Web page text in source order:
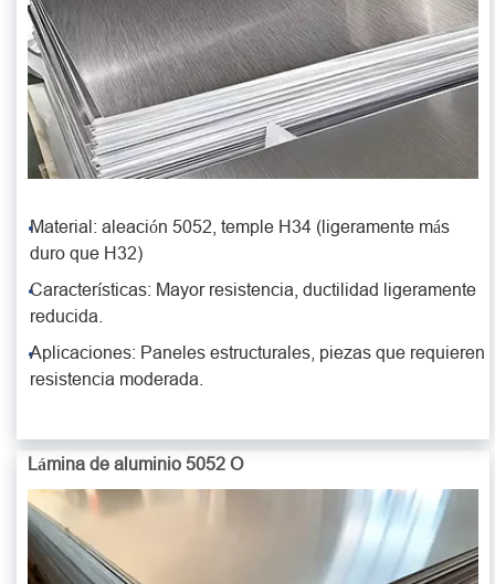
Material: aleación 5052, temple H34 (ligeramente más
duro que H32)
Características: Mayor resistencia, ductilidad ligeramente
reducida.
Aplicaciones: Paneles estructurales, piezas que requieren
resistencia moderada.
Lámina de aluminio 5052 O